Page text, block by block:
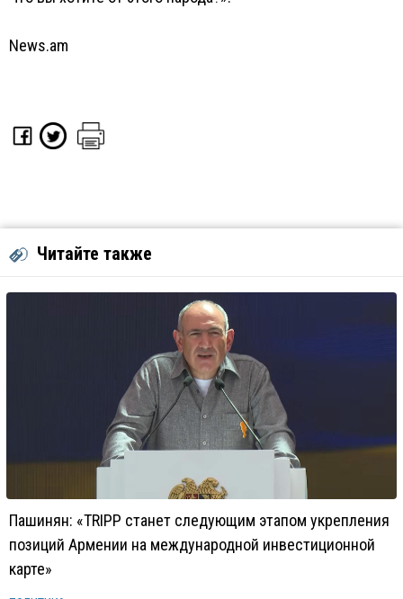
News.am
Читайте также
Пашинян: «TRIPP станет следующим этапом укрепления
позиций Армении на международной инвестиционной
карте»